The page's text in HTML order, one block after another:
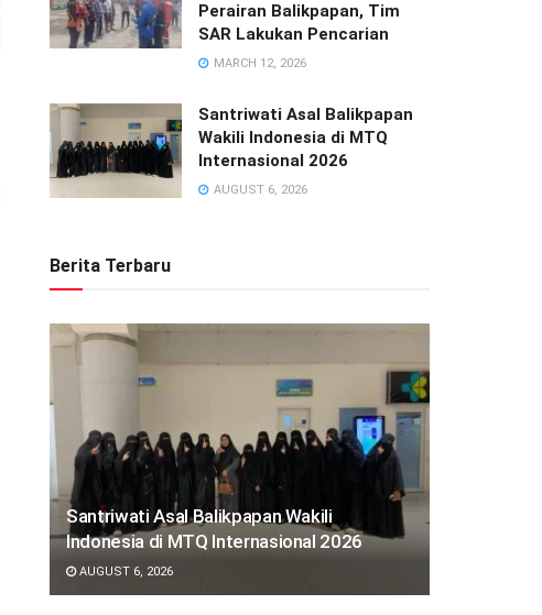
Perairan Balikpapan, Tim
SAR Lakukan Pencarian
MARCH 12, 2026
Santriwati Asal Balikpapan
Wakili Indonesia di MTQ
Internasional 2026
AUGUST 6, 2026
Berita Terbaru
Santriwati Asal Balikpapan Wakili
Indonesia di MTQ Internasional 2026
AUGUST 6, 2026